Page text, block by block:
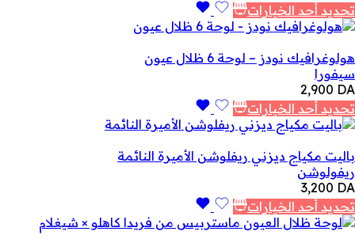
تحديد أحد الخيارات
هولوغرافيك نودز – لوحة 6 ظلال عيون
سيفورا
2,900 DA
تحديد أحد الخيارات
باليت مكياج ديزني ريفلوشن الأميرة النائمة
ريفولوشن
3,200 DA
تحديد أحد الخيارات